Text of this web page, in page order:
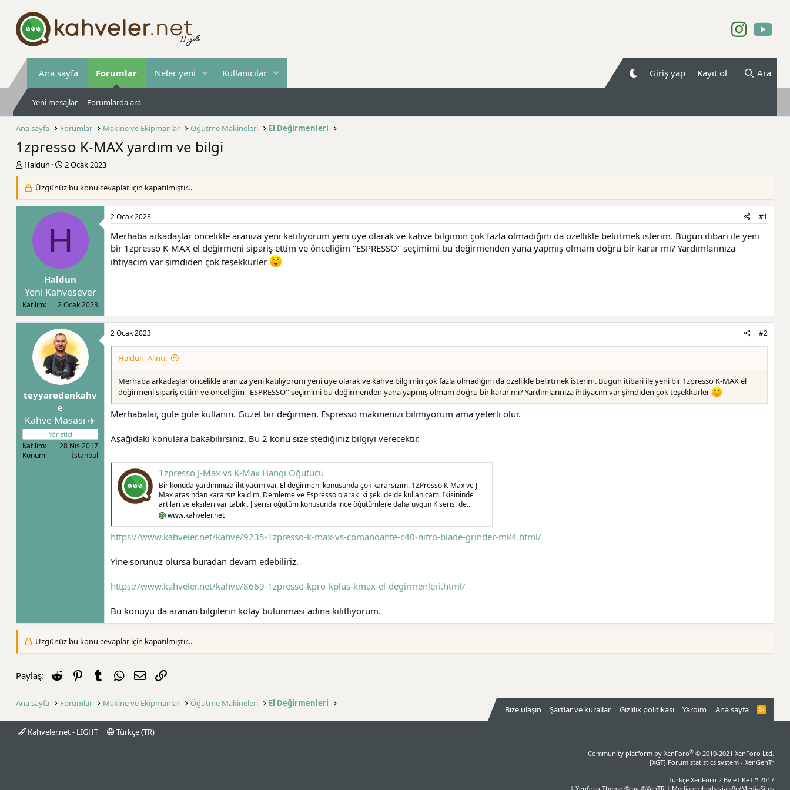
Ana sayfa Forumlar Neler yeni Kullanıcılar Giriş yap Kayıt ol Ara
Yeni mesajlar Forumlarda ara
Ana sayfa Forumlar Makine ve Ekipmanlar Öğütme Makineleri El Değirmenleri
1zpresso K-MAX yardım ve bilgi
K
o
n
u
t
a
Haldun
B
a
ş
a
n
g
ı
a
r
i
h
2 Ocak 2023
Üzgünüz bu konu cevaplar için kapatılmıştır...
H
Haldun
Yeni Kahvesever
Katılım 2 Ocak 2023
2 Ocak 2023 #1
Merhaba arkadaşlar öncelikle aranıza yeni katılıyorum yeni üye olarak ve kahve bilgimin çok fazla olmadığını da özellikle belirtmek isterim. Bugün itibari ile yeni
bir 1zpresso K-MAX el değirmeni sipariş ettim ve önceliğim ''ESPRESSO'' seçimimi bu değirmenden yana yapmış olmam doğru bir karar mı? Yardımlarınıza
ihtiyacım var şimdiden çok teşekkürler
teyyaredenkahv
e
Kahve Masası ✈️
Yönetici
Katılım
28 Nis 2017
Konum
İstanbul
2 Ocak 2023 #2
Haldun' Alıntı:
Merhaba arkadaşlar öncelikle aranıza yeni katılıyorum yeni üye olarak ve kahve bilgimin çok fazla olmadığını da özellikle belirtmek isterim. Bugün itibari ile yeni bir 1zpresso K-MAX el
değirmeni sipariş ettim ve önceliğim ''ESPRESSO'' seçimimi bu değirmenden yana yapmış olmam doğru bir karar mı? Yardımlarınıza ihtiyacım var şimdiden çok teşekkürler
Merhabalar, güle güle kullanın. Güzel bir değirmen. Espresso makinenizi bilmiyorum ama yeterli olur.
Aşağıdaki konulara bakabilirsiniz. Bu 2 konu size stediğiniz bilgiyi verecektir.
1zpresso J-Max vs K-Max Hangi Öğütücü
Bir konuda yardımınıza ihtiyacım var. El değirmeni konusunda çok kararsızım. 1ZPresso K-Max ve J-
Max arasından kararsız kaldım. Demleme ve Espresso olarak iki şekilde de kullanıcam. İkisininde
artıları ve eksileri var tabiki. J serisi öğütüm konusunda ince öğütümlere daha uygun K serisi de...
www.kahveler.net
https://www.kahveler.net/kahve/9235-1zpresso-k-max-vs-comandante-c40-nitro-blade-grinder-mk4.html/
Yine sorunuz olursa buradan devam edebiliriz.
https://www.kahveler.net/kahve/8669-1zpresso-kpro-kplus-kmax-el-degirmenleri.html/
Bu konuyu da aranan bilgilerin kolay bulunması adına kilitliyorum.
Üzgünüz bu konu cevaplar için kapatılmıştır...
Paylaş: Reddit PinterestTumblrWhatsApp
E-posta
Ana sayfa Forumlar Makine ve Ekipmanlar Öğütme Makineleri El Değirmenleri
Kahveler.net - LIGHT Türkçe (TR)
Bize ulaşın Şartlar ve kurallar Gizlilik politikası Yardım Ana sayfa
R
Community platform by XenForo® © 2010-2021 XenForo Ltd.
[XGT] Forum statistics system - XenGenTr
Türkçe XenForo 2 By eTiKeT™ 2017